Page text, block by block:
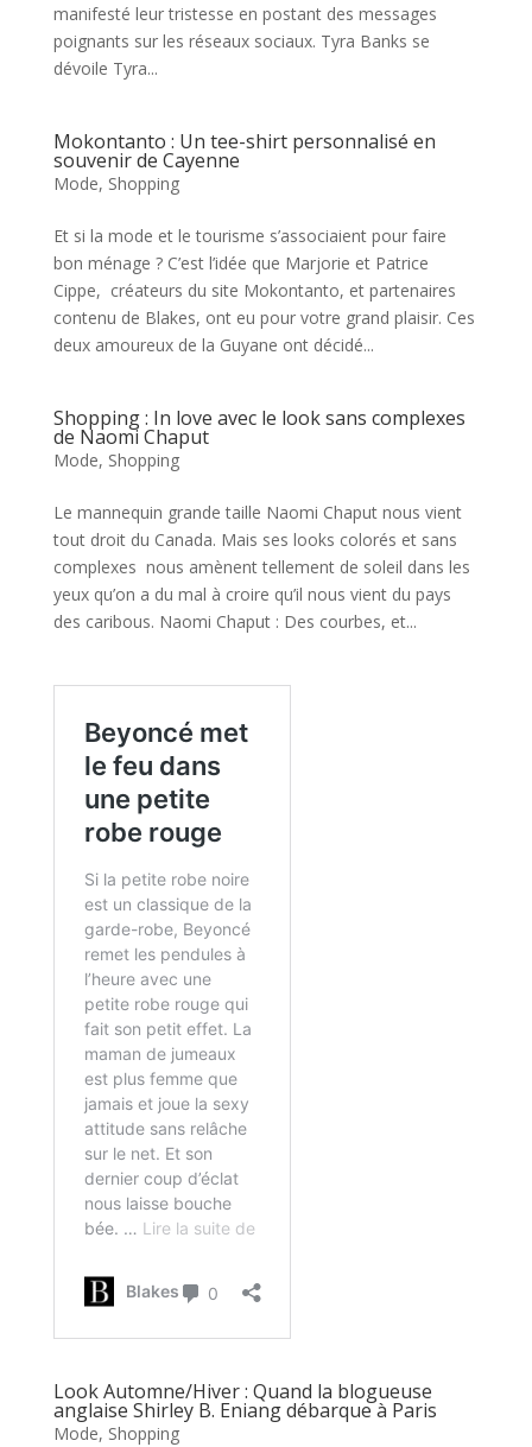
manifesté leur tristesse en postant des messages
poignants sur les réseaux sociaux. Tyra Banks se
dévoile Tyra...
Mokontanto : Un tee-shirt personnalisé en
souvenir de Cayenne
Mode, Shopping
Et si la mode et le tourisme s’associaient pour faire
bon ménage ? C’est l’idée que Marjorie et Patrice
Cippe, créateurs du site Mokontanto, et partenaires
contenu de Blakes, ont eu pour votre grand plaisir. Ces
deux amoureux de la Guyane ont décidé...
Shopping : In love avec le look sans complexes
de Naomi Chaput
Mode, Shopping
Le mannequin grande taille Naomi Chaput nous vient
tout droit du Canada. Mais ses looks colorés et sans
complexes nous amènent tellement de soleil dans les
yeux qu’on a du mal à croire qu’il nous vient du pays
des caribous. Naomi Chaput : Des courbes, et...
Look Automne/Hiver : Quand la blogueuse
anglaise Shirley B. Eniang débarque à Paris
Mode, Shopping